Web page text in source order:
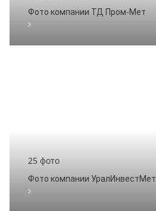
Фото компании ТД Пром-Мет
25 фото
Фото компании УралИнвестМет